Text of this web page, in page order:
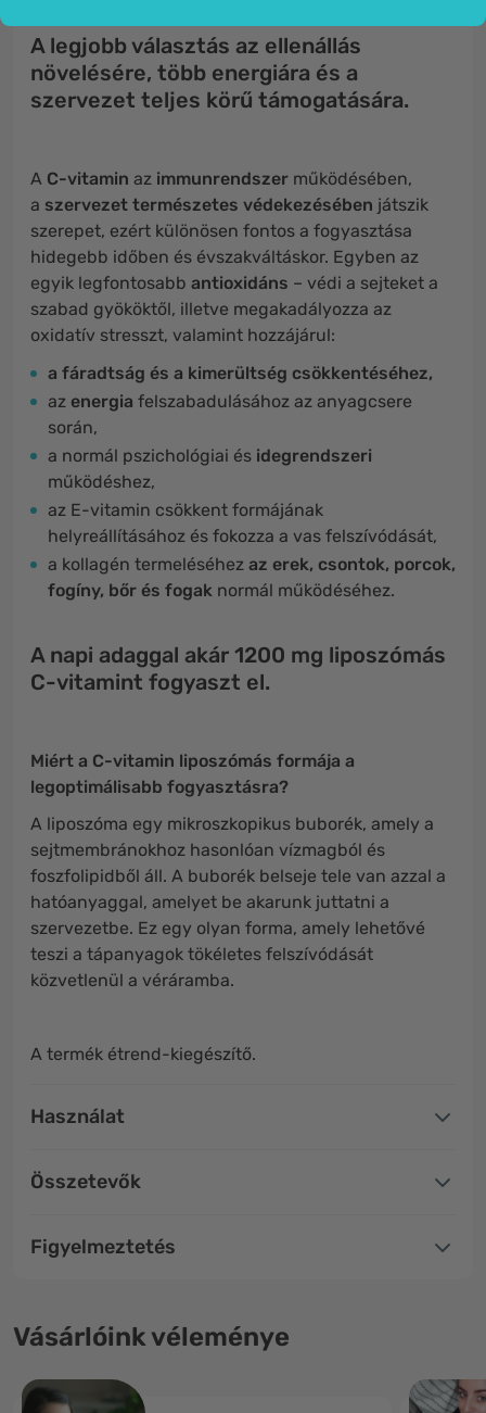
A legjobb választás az ellenállás
növelésére, több energiára és a
szervezet teljes körű támogatására.
A C-vitamin az immunrendszer működésében,
a szervezet természetes védekezésében játszik
szerepet, ezért különösen fontos a fogyasztása
hidegebb időben és évszakváltáskor. Egyben az
egyik legfontosabb antioxidáns – védi a sejteket a
szabad gyököktől, illetve megakadályozza az
oxidatív stresszt, valamint hozzájárul:
a fáradtság és a kimerültség csökkentéséhez,
az energia felszabadulásához az anyagcsere
során,
a normál pszichológiai és idegrendszeri
működéshez,
az E-vitamin csökkent formájának
helyreállításához és fokozza a vas felszívódását,
a kollagén termeléséhez az erek, csontok, porcok,
fogíny, bőr és fogak normál működéséhez.
A napi adaggal akár 1200 mg liposzómás
C-vitamint fogyaszt el.
Miért a C-vitamin liposzómás formája a
legoptimálisabb fogyasztásra?
A liposzóma egy mikroszkopikus buborék, amely a
sejtmembránokhoz hasonlóan vízmagból és
foszfolipidből áll. A buborék belseje tele van azzal a
hatóanyaggal, amelyet be akarunk juttatni a
szervezetbe. Ez egy olyan forma, amely lehetővé
teszi a tápanyagok tökéletes felszívódását
közvetlenül a véráramba.
A termék étrend-kiegészítő.
Használat
Összetevők
Figyelmeztetés
Vásárlóink véleménye